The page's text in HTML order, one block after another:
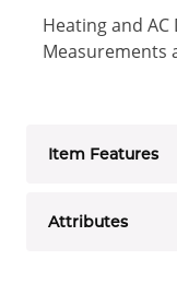
Heating and
Measurements
Item Features
Attributes